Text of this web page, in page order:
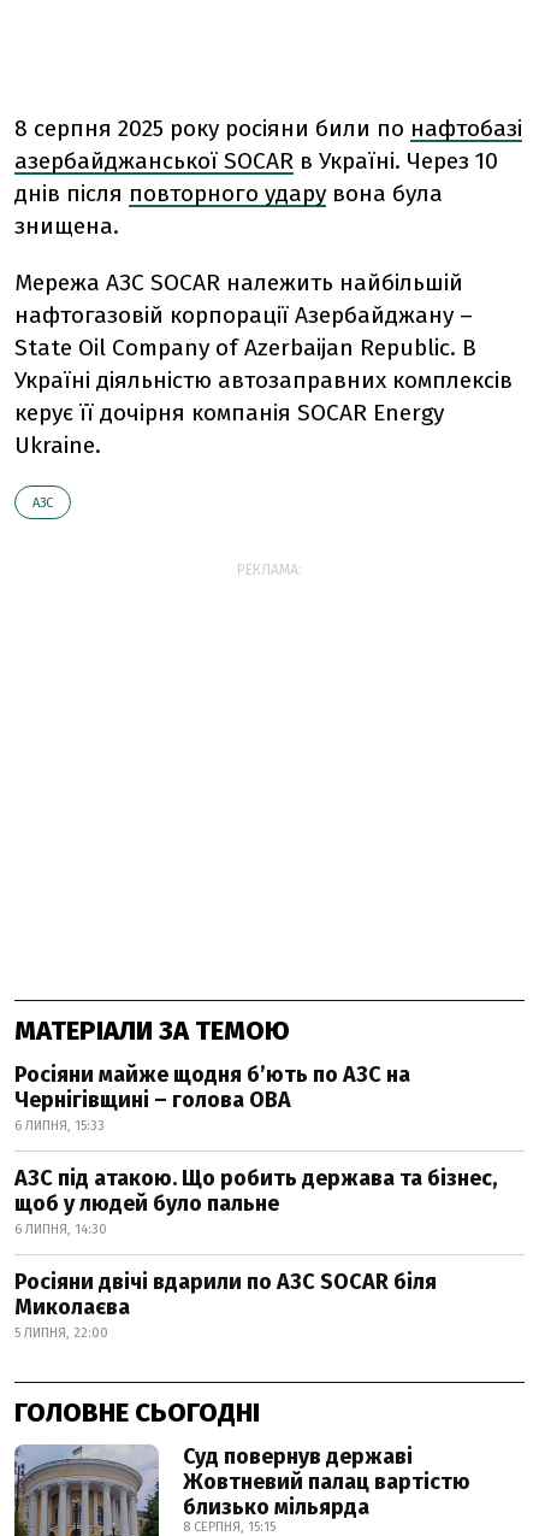
8 серпня 2025 року росіяни били по нафтобазі
азербайджанської SOCAR в Україні. Через 10
днів після повторного удару вона була
знищена.
Мережа АЗС SOCAR належить найбільшій
нафтогазовій корпорації Азербайджану –
State Oil Company of Azerbaijan Republic. В
Україні діяльністю автозаправних комплексів
керує її дочірня компанія SOCAR Energy
Ukraine.
АЗС
РЕКЛАМА:
МАТЕРІАЛИ ЗА ТЕМОЮ
Росіяни майже щодня б’ють по АЗС на
Чернігівщині – голова ОВА
6 ЛИПНЯ, 15:33
АЗС під атакою. Що робить держава та бізнес,
щоб у людей було пальне
6 ЛИПНЯ, 14:30
Росіяни двічі вдарили по АЗС SOCAR біля
Миколаєва
5 ЛИПНЯ, 22:00
ГОЛОВНЕ СЬОГОДНІ
Суд повернув державі
Жовтневий палац вартістю
близько мільярда
8 СЕРПНЯ, 15:15